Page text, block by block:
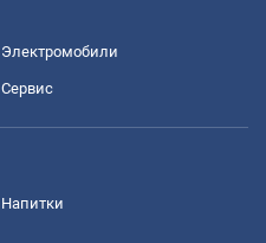
Электромобили
Сервис
Напитки